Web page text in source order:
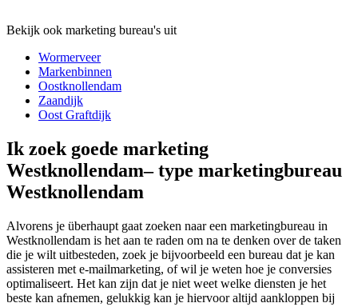
Bekijk ook marketing bureau's uit
Wormerveer
Markenbinnen
Oostknollendam
Zaandijk
Oost Graftdijk
Ik zoek goede marketing
Westknollendam– type marketingbureau
Westknollendam
Alvorens je überhaupt gaat zoeken naar een marketingbureau in
Westknollendam is het aan te raden om na te denken over de taken
die je wilt uitbesteden, zoek je bijvoorbeeld een bureau dat je kan
assisteren met e-mailmarketing, of wil je weten hoe je conversies
optimaliseert. Het kan zijn dat je niet weet welke diensten je het
beste kan afnemen, gelukkig kan je hiervoor altijd aankloppen bij